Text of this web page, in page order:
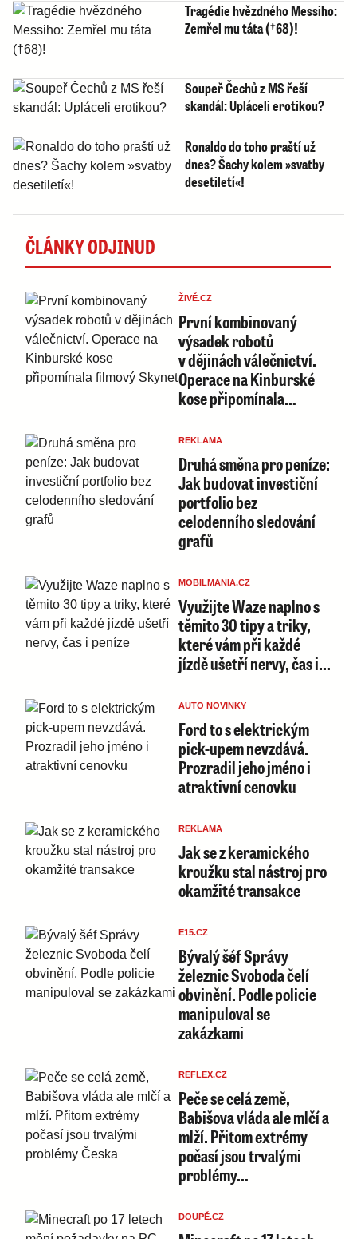
Tragédie hvězdného Messiho:
Zemřel mu táta (†68)!
Soupeř Čechů z MS řeší
skandál: Upláceli erotikou?
Ronaldo do toho praští už
dnes? Šachy kolem »svatby
desetiletí«!
ČLÁNKY ODJINUD
ŽIVĚ.CZ
První kombinovaný
výsadek robotů
v dějinách válečnictví.
Operace na Kinburské
kose připomínala…
REKLAMA
Druhá směna pro peníze:
Jak budovat investiční
portfolio bez
celodenního sledování
grafů
MOBILMANIA.CZ
Využijte Waze naplno s
těmito 30 tipy a triky,
které vám při každé
jízdě ušetří nervy, čas i…
AUTO NOVINKY
Ford to s elektrickým
pick-upem nevzdává.
Prozradil jeho jméno i
atraktivní cenovku
REKLAMA
Jak se z keramického
kroužku stal nástroj pro
okamžité transakce
E15.CZ
Bývalý šéf Správy
železnic Svoboda čelí
obvinění. Podle policie
manipuloval se
zakázkami
REFLEX.CZ
Peče se celá země,
Babišova vláda ale mlčí a
mlží. Přitom extrémy
počasí jsou trvalými
problémy…
DOUPĚ.CZ